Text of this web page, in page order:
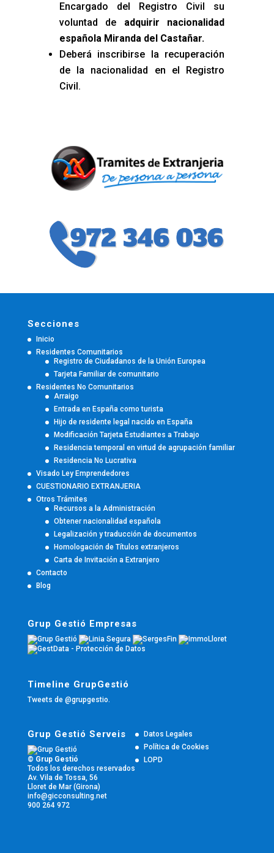
Encargado del Registro Civil su
voluntad de adquirir nacionalidad
española Miranda del Castañar.
Deberá inscribirse la recuperación
de la nacionalidad en el Registro
Civil.
Secciones
Inicio
Residentes Comunitarios
Registro de Ciudadanos de la Unión Europea
Tarjeta Familiar de comunitario
Residentes No Comunitarios
Arraigo
Entrada en España como turista
Hijo de residente legal nacido en España
Modificación Tarjeta Estudiantes a Trabajo
Residencia temporal en virtud de agrupación familiar
Residencia No Lucrativa
Visado Ley Emprendedores
CUESTIONARIO EXTRANJERIA
Otros Trámites
Recursos a la Administración
Obtener nacionalidad española
Legalización y traducción de documentos
Homologación de Títulos extranjeros
Carta de Invitación a Extranjero
Contacto
Blog
Grup Gestió Empresas
Timeline GrupGestió
Tweets de @grupgestio.
Grup Gestió Serveis
© Grup Gestió
Todos los derechos reservados
Av. Vila de Tossa, 56
Lloret de Mar (Girona)
info@gicconsulting.net
900 264 972
Datos Legales
Política de Cookies
LOPD